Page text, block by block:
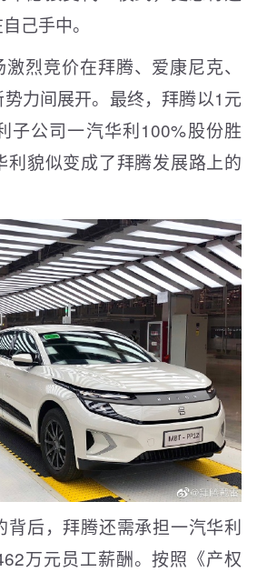
己手中。
烈竞价在拜腾、爱康尼克、
力间展开。最终，拜腾以1元
子公司一汽华利100%股份胜
利貌似变成了拜腾发展路上的
背后，拜腾还需承担一汽华利
万元员工薪酬。按照《产权